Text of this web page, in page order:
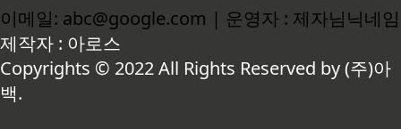
이메일: abc@google.com | 운영자 : 제자님닉네임
제작자 : 아로스
Copyrights © 2022 All Rights Reserved by (주)아
백.